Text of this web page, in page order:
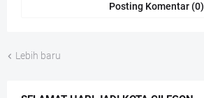
Posting Komentar (0)
Lebih baru